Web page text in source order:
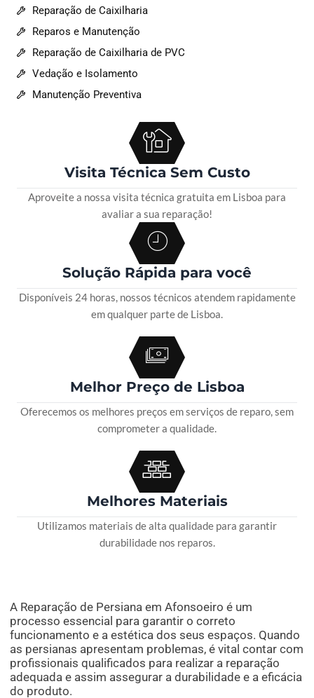
Reparação de Caixilharia
Reparos e Manutenção
Reparação de Caixilharia de PVC
Vedação e Isolamento
Manutenção Preventiva
Visita Técnica Sem Custo
Aproveite a nossa visita técnica gratuita em Lisboa para
avaliar a sua reparação!
Solução Rápida para você
Disponíveis 24 horas, nossos técnicos atendem rapidamente
em qualquer parte de Lisboa.
Melhor Preço de Lisboa
Oferecemos os melhores preços em serviços de reparo, sem
comprometer a qualidade.
Melhores Materiais
Utilizamos materiais de alta qualidade para garantir
durabilidade nos reparos.
A Reparação de Persiana em Afonsoeiro é um
processo essencial para garantir o correto
funcionamento e a estética dos seus espaços. Quando
as persianas apresentam problemas, é vital contar com
profissionais qualificados para realizar a reparação
adequada e assim assegurar a durabilidade e a eficácia
do produto.